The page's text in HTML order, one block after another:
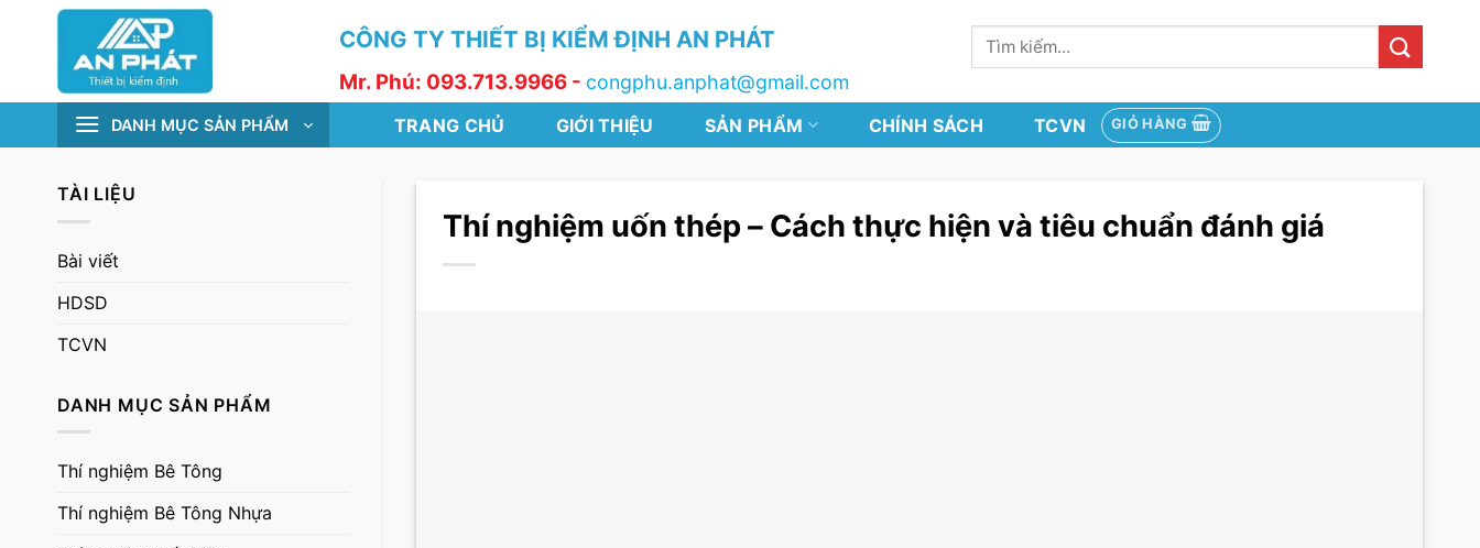
CÔNG TY THIẾT BỊ KIỂM ĐỊNH AN PHÁT
Mr. Phú: 093.713.9966 - congphu.anphat@gmail.com
Tìm
kiếm:
DANH MỤC SẢN PHẨM TRANG CHỦ GIỚI THIỆU SẢN PHẨM CHÍNH SÁCH TCVN GIỎ HÀNG
TÀI LIỆU
Bài viết
HDSD
TCVN
DANH MỤC SẢN PHẨM
Thí nghiệm Bê Tông
Thí nghiệm Bê Tông Nhựa
Thí nghiệm uốn thép – Cách thực hiện và tiêu chuẩn đánh giá